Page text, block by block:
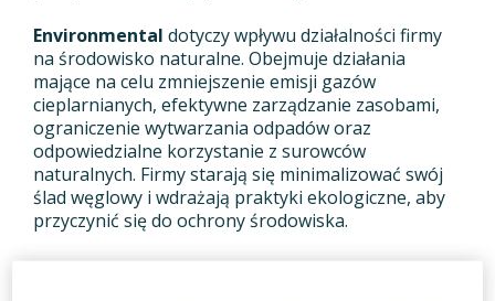
Environmental dotyczy wpływu działalności firmy
na środowisko naturalne. Obejmuje działania
mające na celu zmniejszenie emisji gazów
cieplarnianych, efektywne zarządzanie zasobami,
ograniczenie wytwarzania odpadów oraz
odpowiedzialne korzystanie z surowców
naturalnych. Firmy starają się minimalizować swój
ślad węglowy i wdrażają praktyki ekologiczne, aby
przyczynić się do ochrony środowiska.